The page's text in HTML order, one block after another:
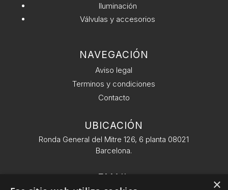
Iluminación
Válvulas y accesorios
NAVEGACIÓN
Aviso legal
Terminos y condiciones
Contacto
UBICACIÓN
Ronda General del Mitre 126, 6 planta 08021
Barcelona.
EMAIL ×